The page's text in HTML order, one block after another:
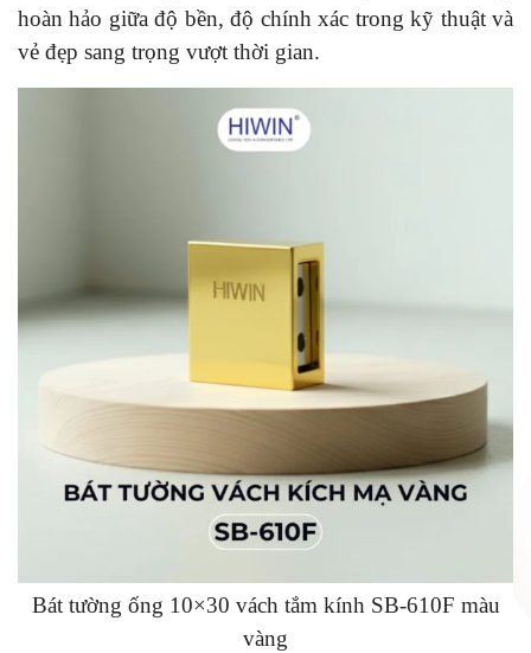
hoàn hảo giữa độ bền, độ chính xác trong kỹ thuật và
vẻ đẹp sang trọng vượt thời gian.
Bát tường ống 10×30 vách tắm kính SB-610F màu
vàng